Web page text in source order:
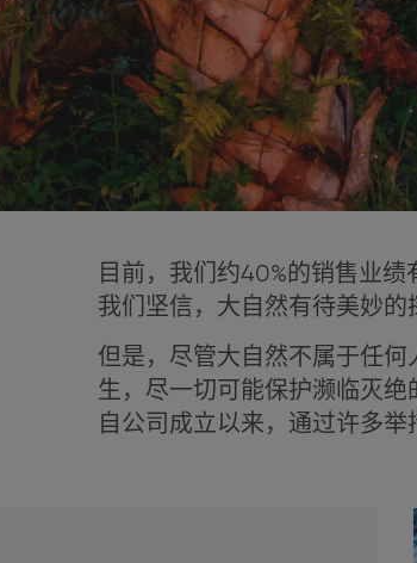
目前，我们约40%的销售业
我们坚信，大自然有待美妙的
但是，尽管大自然不属于任
生，尽一切可能保护濒临灭绝
自公司成立以来，通过许多